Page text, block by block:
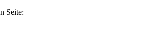
Seite: